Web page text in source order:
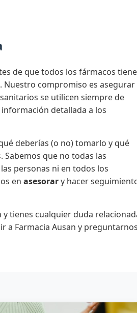
de que todos los fármacos
Nuestro compromiso es asegurar
se utilicen siempre de
detallada a los
deberías (o no) tomarlo y qué
que no todas las
personas ni en todos los
en asesorary hacer
y tienes cualquier duda
a Farmacia Ausan y